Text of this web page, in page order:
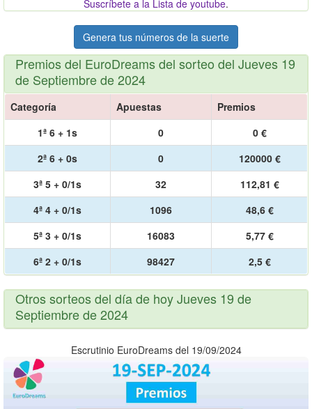
Suscríbete a la Lista de youtube.
Genera tus números de la suerte
Premios del EuroDreams del sorteo del Jueves 19
de Septiembre de 2024
Categoría Apuestas
Premios
1ª 6 + 1s
0
0 €
2ª 6 + 0s
0
120000 €
3ª 5 + 0/1s
32
112,81 €
4ª 4 + 0/1s
1096
48,6 €
5ª 3 + 0/1s
16083
5,77 €
6ª 2 + 0/1s
98427 2,5 €
Otros sorteos del día de hoy Jueves 19 de
Septiembre de 2024
Escrutinio EuroDreams del 19/09/2024